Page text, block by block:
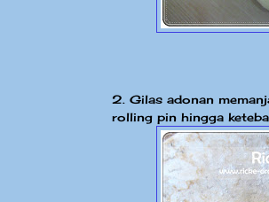
2. Gilas adonan
rolling pin hingga